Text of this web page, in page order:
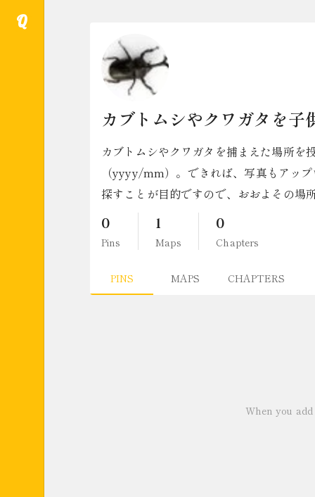
Q
カブトムシやクワガタを子
カブトムシやクワガタを捕まえた場所を
（yyyy/mm）。できれば、写真もアッ
探すことが目的ですので、おおよその場
0
Pins
1
Maps
0
Chapters
PINS MAPS CHAPTERS
When you